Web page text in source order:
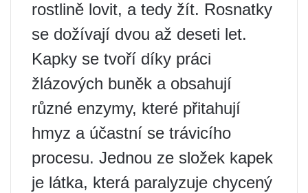
rostlině lovit, a tedy žít. Rosnatky
se dožívají dvou až deseti let.
Kapky se tvoří díky práci
žlázových buněk a obsahují
různé enzymy, které přitahují
hmyz a účastní se trávicího
procesu. Jednou ze složek kapek
je látka, která paralyzuje chycený